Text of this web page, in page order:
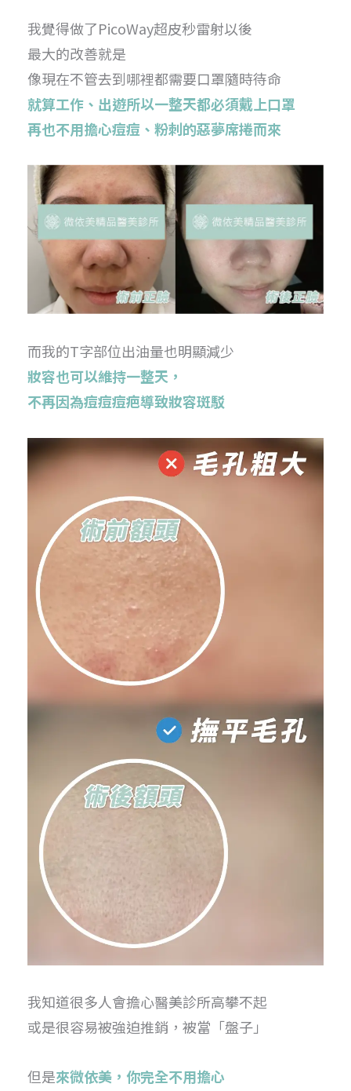
我覺得做了PicoWay超皮秒雷射以後
最大的改善就是
像現在不管去到哪裡都需要口罩隨時待命
就算工作、出遊所以一整天都必須戴上口罩
再也不用擔心痘痘、粉刺的惡夢席捲而來
而我的T字部位出油量也明顯減少
妝容也可以維持一整天，
不再因為痘痘痘疤導致妝容斑駁
我知道很多人會擔心醫美診所高攀不起
或是很容易被強迫推銷，被當「盤子」
但是來微依美，你完全不用擔心